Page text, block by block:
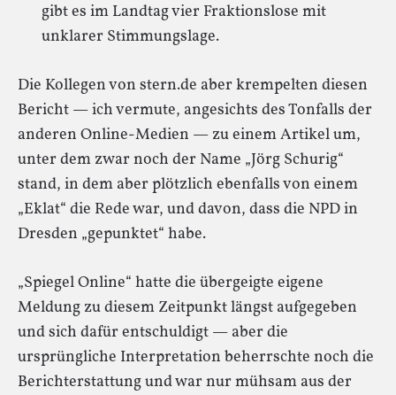
gibt es im Landtag vier Fraktionslose mit
unklarer Stimmungslage.
Die Kollegen von stern.de aber krempelten diesen
Bericht — ich vermute, angesichts des Tonfalls der
anderen Online-Medien — zu einem Artikel um,
unter dem zwar noch der Name „Jörg Schurig“
stand, in dem aber plötzlich ebenfalls von einem
„Eklat“ die Rede war, und davon, dass die NPD in
Dresden „gepunktet“ habe.
„Spiegel Online“ hatte die übergeigte eigene
Meldung zu diesem Zeitpunkt längst aufgegeben
und sich dafür entschuldigt — aber die
ursprüngliche Interpretation beherrschte noch die
Berichterstattung und war nur mühsam aus der